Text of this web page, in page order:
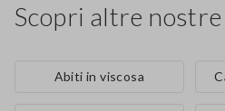
Scopri altre
Abiti in viscosa